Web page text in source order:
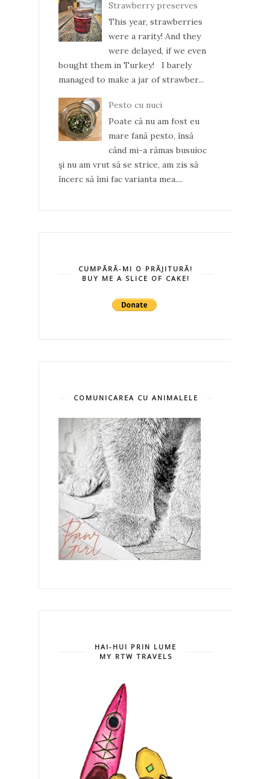
Strawberry preserves
This year, strawberries
were a rarity! And they
were delayed, if we even
bought them in Turkey! I barely
managed to make a jar of strawber...
Pesto cu nuci
Poate că nu am fost eu
mare fană pesto, însă
când mi-a rămas busuioc
şi nu am vrut să se strice, am zis să
încerc să îmi fac varianta mea....
CUMPĂRĂ-MI O PRĂJITURĂ!
BUY ME A SLICE OF CAKE!
COMUNICAREA CU ANIMALELE
HAI-HUI PRIN LUME
MY RTW TRAVELS